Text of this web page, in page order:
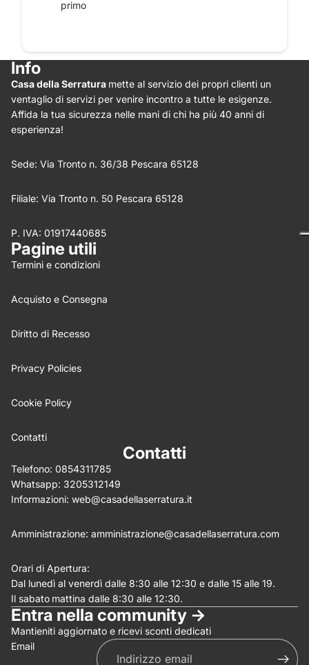
Star rating
Nome *
Write 50 more characters and upload 0 more photos
(Allega .gif, .jpg, .png per un massimo di 5MB)
Annulla Invia
primo
Info
Casa della Serratura mette al servizio dei propri clienti un
ventaglio di servizi per venire incontro a tutte le esigenze.
Affida la tua sicurezza nelle mani di chi ha più 40 anni di
esperienza!
Sede: Via Tronto n. 36/38 Pescara 65128
Filiale: Via Tronto n. 50 Pescara 65128
P. IVA: 01917440685
Pagine utili
Termini e condizioni
Acquisto e Consegna
Diritto di Recesso
Privacy Policies
Cookie Policy
Contatti
Contatti
Telefono: 0854311785
Whatsapp: 3205312149
Informazioni: web@casadellaserratura.it
Amministrazione: amministrazione@casadellaserratura.com
Orari di Apertura:
Dal lunedì al venerdì dalle 8:30 alle 12:30 e dalle 15 alle 19.
Il sabato mattina dalle 8:30 alle 12:30.
Entra nella community ->
Mantieniti aggiornato e ricevi sconti dedicati
Email